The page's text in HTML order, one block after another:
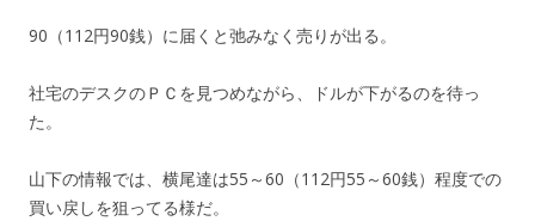
90（112円90銭）に届くと弛みなく売りが出る。
社宅のデスクのＰＣを見つめながら、ドルが下がるのを待っ
た。
山下の情報では、横尾達は55～60（112円55～60銭）程度での
買い戻しを狙ってる様だ。